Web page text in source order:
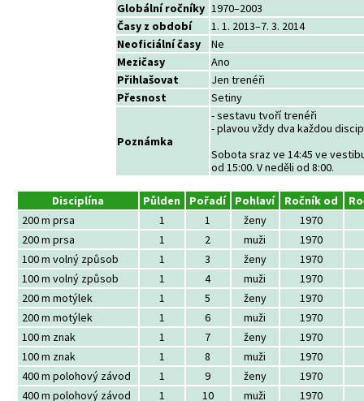
Globální ročníky 1970–2003
Časy z období
1. 1. 2013–7. 3. 2014
Neoficiální časy
Ne
Mezičasy
Ano
Přihlašovat
Jen trenéři
Přesnost
Setiny
Poznámka
- sestavu tvoří trenéři
- plavou vždy dva každou
Sobota sraz ve 14:45 ve
od 15:00. V neděli od 8:00.
Disciplína Půlden Pořadí Pohlaví Ročník od
200 m prsa
1 1 ženy
1970
200 m prsa
1 2 muži
1970
100 m volný způsob
1 3 ženy
1970
100 m volný způsob
1 4 muži
1970
200 m motýlek
1 5 ženy
1970
200 m motýlek
1 6 muži
1970
100 m znak
1 7 ženy
1970
100 m znak
1 8 muži
1970
400 m polohový závod
1 9 ženy
1970
400 m polohový závod
1 10 muži
1970